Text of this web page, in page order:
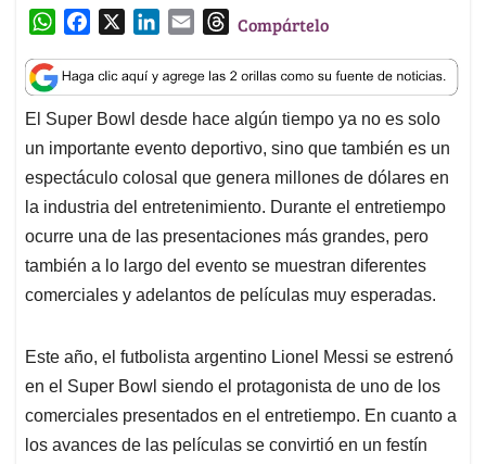
W
a
t
s
A
p
p
c
e
b
o
o
k
n
k
e
d
I
n
a
i
l
T
r
e
a
d
s
Compártelo
El Super Bowl desde hace algún tiempo ya no es solo
un importante evento deportivo, sino que también es un
espectáculo colosal que genera millones de dólares en
la industria del entretenimiento. Durante el entretiempo
ocurre una de las presentaciones más grandes, pero
también a lo largo del evento se muestran diferentes
comerciales y adelantos de películas muy esperadas.
Este año, el futbolista argentino Lionel Messi se estrenó
en el Super Bowl siendo el protagonista de uno de los
comerciales presentados en el entretiempo. En cuanto a
los avances de las películas se convirtió en un festín